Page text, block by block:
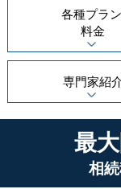
各種プラ
料金
専門家紹
最
相